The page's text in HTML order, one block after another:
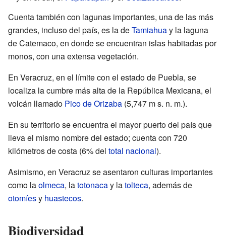
Cuenta también con lagunas importantes, una de las más
grandes, incluso del país, es la deTamiahuay la laguna
de Catemaco, en donde se encuentran islas habitadas por
monos, con una extensa vegetación.
En Veracruz, en el límite con el estado de Puebla, se
localiza la cumbre más alta de la República Mexicana, el
volcán llamado Pico de Orizaba (5,747 m s. n. m.).
En su territorio se encuentra el mayor puerto del país que
lleva el mismo nombre del estado; cuenta con 720
kilómetros de costa (6% del total nacional).
Asimismo, en Veracruz se asentaron culturas importantes
como laolmeca, latotonacay latolteca, además de
otomíesy huastecos.
Biodiversidad